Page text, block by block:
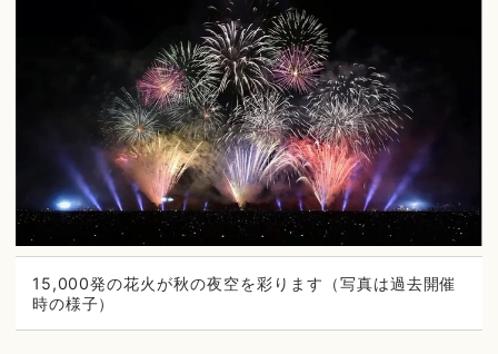
15,000発の花火が秋の夜空を彩ります（写真は過去開催
時の様子）